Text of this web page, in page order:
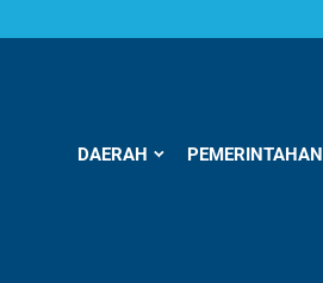
DAERAH PEMERINTAHAN